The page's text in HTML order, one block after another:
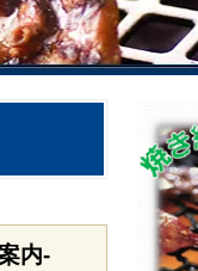
内-